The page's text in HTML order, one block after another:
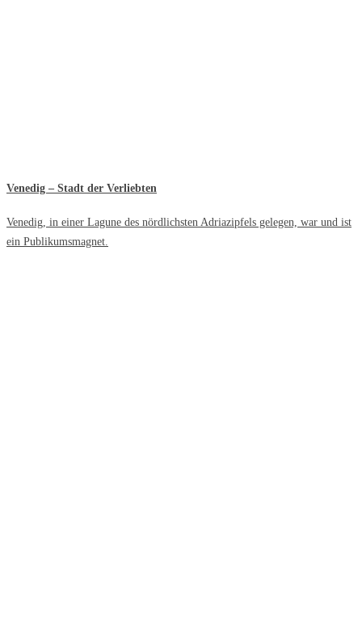
Venedig – Stadt der Verliebten
Venedig, in einer Lagune des nördlichsten Adriazipfels gelegen, war und ist
ein Publikumsmagnet.